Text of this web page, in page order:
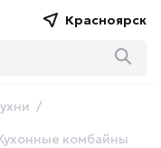
Красноярск
комбайны